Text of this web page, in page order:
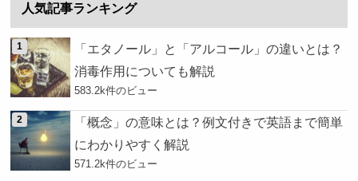
人気記事ランキング
「エタノール」と「アルコール」の違いとは？
消毒作用についても解説
583.2k件のビュー
「概念」の意味とは？例文付きで英語まで簡単
にわかりやすく解説
571.2k件のビュー